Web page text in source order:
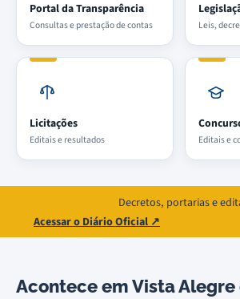
Portal da Transparência
Consultas e prestação de contas Leis,
Licitações
Editais e resultados Editais e
Decretos, portarias e
Acessar o Diário Oficial ↗
Acontece em Vista Alegre